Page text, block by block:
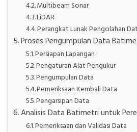
Multibeam Sonar
LiDAR
Perangkat Lunak Pengolahan
Proses Pengumpulan Data
Persiapan Lapangan
Pengaturan Alat Pengukur
Pengumpulan Data
Pemeriksaan Kembali Data
Pengarsipan Data
Analisis Data Batimetri untuk
Pemeriksaan dan Validasi Data